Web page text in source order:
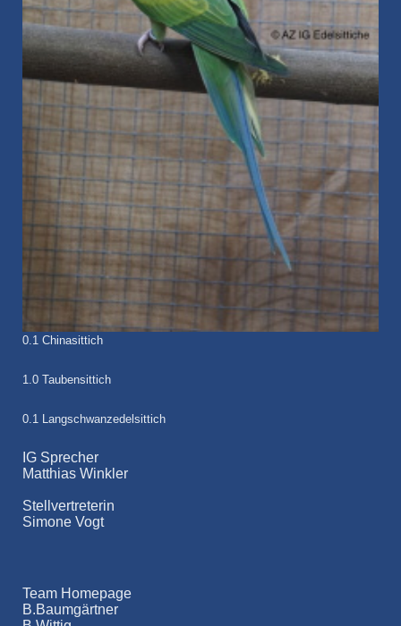
0.1 Chinasittich
1.0 Taubensittich
0.1 Langschwanzedelsittich
IG Sprecher
Matthias Winkler
Stellvertreterin
Simone Vogt
Team Homepage
B.Baumgärtner